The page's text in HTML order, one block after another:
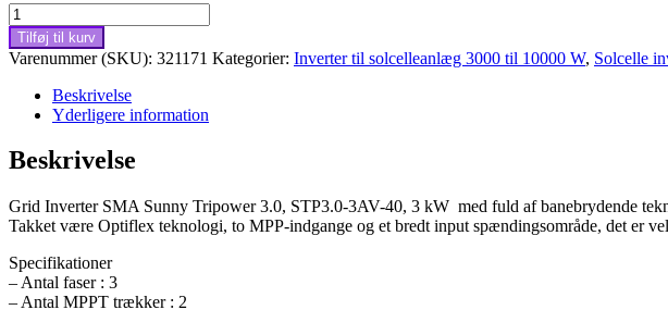
Grid
Inverter
SMA
Sunny
Tripower
STP3.0-
3AV-
40,
antal
Tilføj til kurv
Varenummer (SKU): 321171 Kategorier: Inverter til solcelleanlæg 3000 til 10000 W, Solcelle
Beskrivelse
Yderligere information
Beskrivelse
Grid Inverter SMA Sunny Tripower 3.0, STP3.0-3AV-40, 3 kW med fuld af banebrydende
Takket være Optiflex teknologi, to MPP-indgange og et bredt input spændingsområde, det er
Specifikationer
– Antal faser : 3
– Antal MPPT trækker : 2